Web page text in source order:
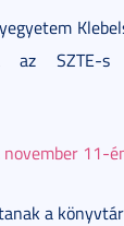
az SZTE-s
november 11-
a